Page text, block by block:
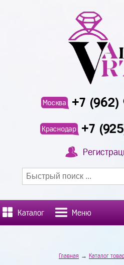
Москва +7 (962)
Краснодар +7
Каталог Меню
Главная → Каталог